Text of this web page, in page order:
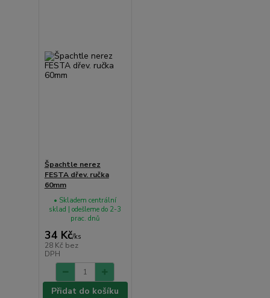
Špachtle nerez
FESTA dřev. ručka
60mm
34 Kč/ks
28 Kč bez
DPH
• Skladem centrální
sklad | odešleme do 2-3
prac. dnů
Přidat do košíku